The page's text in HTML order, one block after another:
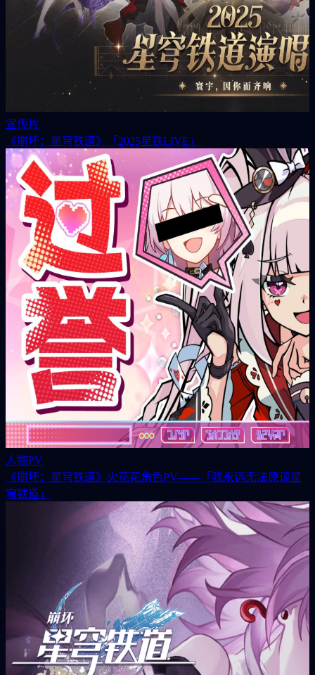
宣传片
《崩坏：星穹铁道》「2025星铁LIVE」
人物PV
《崩坏：星穹铁道》火花花角色PV——「我永远无法原谅星
穹铁道」